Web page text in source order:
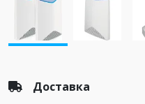
Доставка